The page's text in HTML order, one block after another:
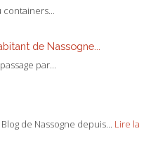
containers...
de Nassogne...
par...
de Nassogne depuis... Lire la